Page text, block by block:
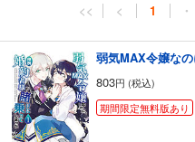
<< < 1 ・
803円 (税込)
期間限定無料版あり